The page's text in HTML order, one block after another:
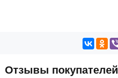
Отзывы покупателей